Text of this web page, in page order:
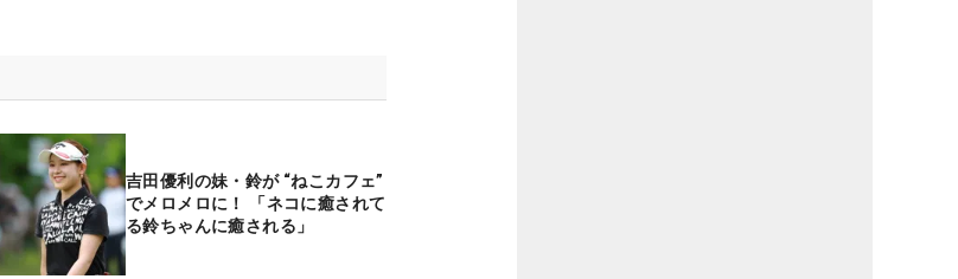
吉田優利の妹・鈴が “ねこカフェ”
でメロメロに！ 「ネコに癒されて
る鈴ちゃんに癒される」